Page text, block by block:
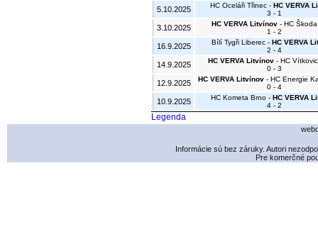
5.10.2025 HC Oceláři Třinec - HC VERVA
3 - 1
3.10.2025 HC VERVA Litvínov- HC Škoda
1 - 2
16.9.2025 Bílí Tygři Liberec - HC VERVA
2 - 4
14.9.2025 HC VERVA Litvínov- HC
0 - 3
12.9.2025 HC VERVA Litvínov - HC Energie
0 - 4
10.9.2025 HC Kometa Brno - HC VERVA
4 - 2
Legenda
Informácie sú bez záruky. Autori
Pre komerčné